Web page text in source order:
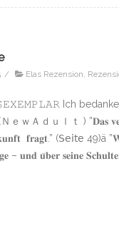
/ Elas Rezension,
Ich bedanke
ｗＡｄｕｌｔ ) ”𝐃𝐚𝐬
𝐟𝐫𝐚𝐠𝐭.” (𝖲𝖾𝗂𝗍𝖾 49)ä
– 𝐮𝐧𝐝 𝐮̈𝐛𝐞𝐫 𝐬𝐞𝐢𝐧𝐞